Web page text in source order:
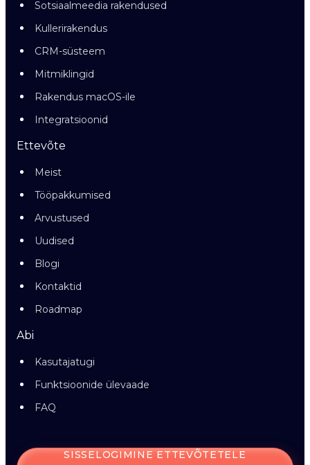
Sotsiaalmeedia rakendused
Kullerirakendus
CRM-süsteem
Mitmiklingid
Rakendus macOS-ile
Integratsioonid
Ettevõte
Meist
Tööpakkumised
Arvustused
Uudised
Blogi
Kontaktid
Roadmap
Abi
Kasutajatugi
Funktsioonide ülevaade
FAQ
SISSELOGIMINE ETTEVÕTETELE